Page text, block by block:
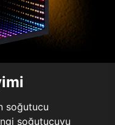
soğutucu
soğutucuyu